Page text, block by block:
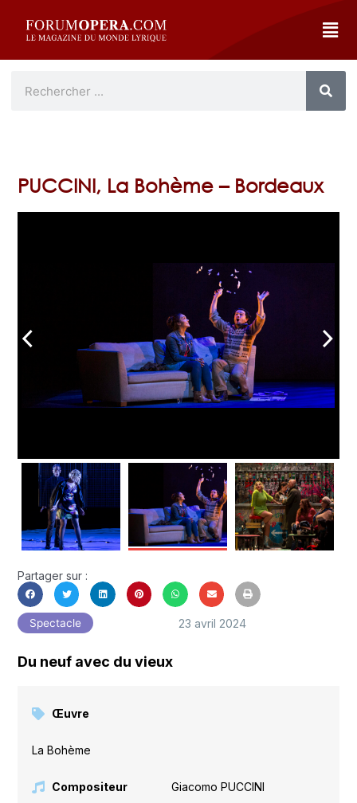
PUCCINI, La Bohème – Bordeaux
arrow_back_ios arrow_forward_ios
Partager sur :
Spectacle 23 avril 2024
Du neuf avec du vieux
Œuvre
La Bohème
Compositeur Giacomo PUCCINI